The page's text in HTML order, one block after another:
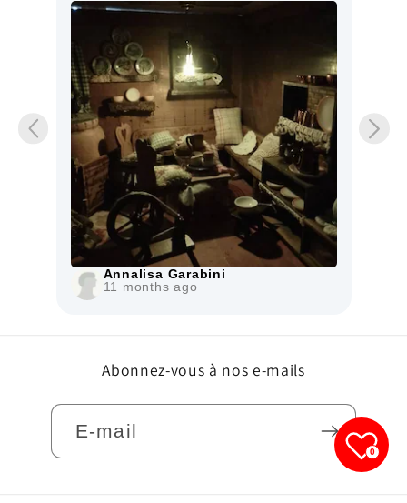
Annalisa Garabini
11 months ago
Abonnez-vous à nos e-mails
E-mail
0